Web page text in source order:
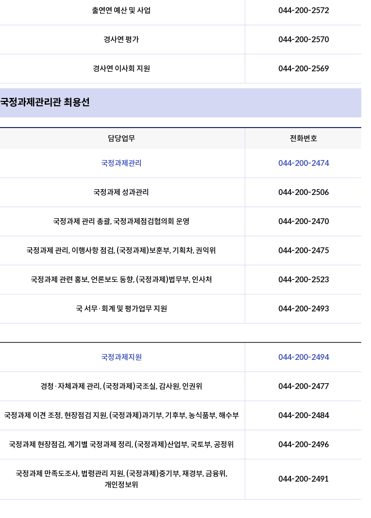
출연연 예산 및 사업 044-200-2572
경사연 평가 044-200-2570
경사연 이사회 지원 044-200-2569
국정과제관리관 최용선
담당업무 전화번호
국정과제관리 044-200-2474
국정과제 성과관리 044-200-2506
국정과제 관리 총괄, 국정과제점검협의회 운영 044-200-2470
국정과제 관리, 이행사항 점검, (국정과제)보훈부, 기획차, 권익위 044-200-2475
국정과제 관련 홍보, 언론보도 동향, (국정과제)법무부, 인사처 044-200-2523
국 서무·회계 및 평가업무 지원 044-200-2493
국정과제지원 044-200-2494
경청·자체과제 관리, (국정과제)국조실, 감사원, 인권위 044-200-2477
국정과제 이견 조정, 현장점검 지원, (국정과제)과기부, 기후부, 농식품부, 해수부 044-200-2484
국정과제 현장점검, 계기별 국정과제 정리, (국정과제)산업부, 국토부, 공정위 044-200-2496
국정과제 만족도조사, 법령관리 지원, (국정과제)중기부, 재경부, 금융위,
개인정보위
044-200-2491